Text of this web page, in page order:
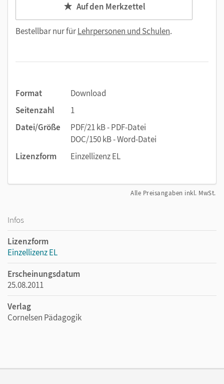
Auf den Merkzettel
Bestellbar nur fürLehrpersonen und Schulen.
Format
Download
Seitenzahl
1
Datei/Größe
PDF/21 kB - PDF-Datei
DOC/150 kB - Word-Datei
Lizenzform
Einzellizenz EL
Alle Preisangaben inkl. MwSt.
Infos
Lizenzform
Einzellizenz EL
Erscheinungsdatum
25.08.2011
Verlag
Cornelsen Pädagogik